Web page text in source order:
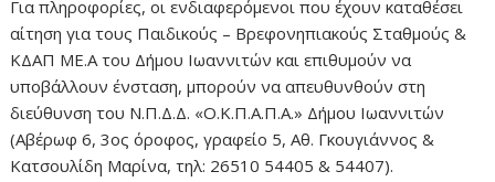
Για πληροφορίες, οι ενδιαφερόμενοι που έχουν καταθέσει
αίτηση για τους Παιδικούς – Βρεφονηπιακούς Σταθμούς &
ΚΔΑΠ ΜΕ.Α του Δήμου Ιωαννιτών και επιθυμούν να
υποβάλλουν ένσταση, μπορούν να απευθυνθούν στη
διεύθυνση του Ν.Π.Δ.Δ. «Ο.Κ.Π.Α.Π.Α.» Δήμου Ιωαννιτών
(Αβέρωφ 6, 3ος όροφος, γραφείο 5, Αθ. Γκουγιάννος &
Κατσουλίδη Μαρίνα, τηλ: 26510 54405 & 54407).